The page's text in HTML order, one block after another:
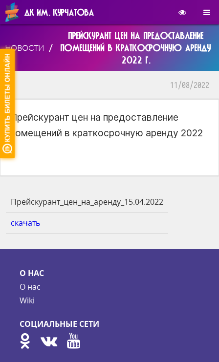
ДК ИМ. КУРЧАТОВА
НОВОСТИ /
ПРЕЙСКУРАНТ ЦЕН НА ПРЕДОСТАВЛЕНИЕ
ПОМЕЩЕНИЙ В КРАТКОСРОЧНУЮ АРЕНДУ
2022 Г.
11/08/2022
Прейскурант цен на предоставление
помещений в краткосрочную аренду 2022
г.
Прейскурант_цен_на_аренду_15.04.2022
скачать
О НАС
О нас
Wiki
СОЦИАЛЬНЫЕ СЕТИ